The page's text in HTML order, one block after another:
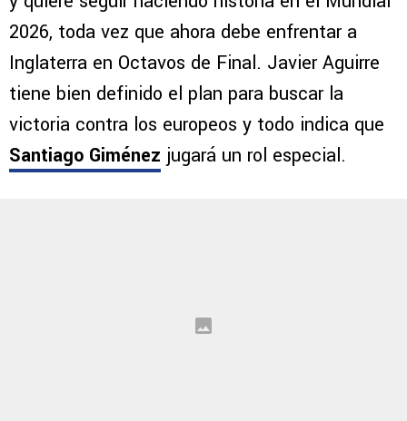
2026, toda vez que ahora debe enfrentar a
Inglaterra en Octavos de Final. Javier Aguirre
tiene bien definido el plan para buscar la
victoria contra los europeos y todo indica que
Santiago Giménez jugará un rol especial.